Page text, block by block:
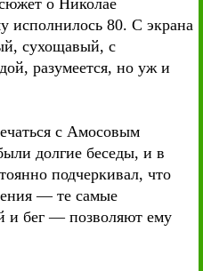
о Николае
исполнилось 80. С экрана
сухощавый, с
разумеется, но уж и
с Амосовым
долгие беседы, и в
подчеркивал, что
— те самые
и бег — позволяют ему